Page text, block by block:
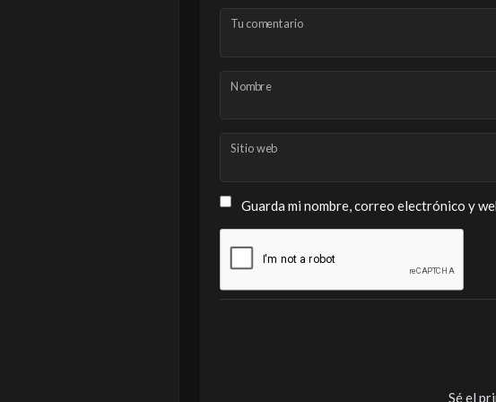
Tu comentario
Nombre
Sitio web
Guarda mi nombre, correo electrónico y
Sé el